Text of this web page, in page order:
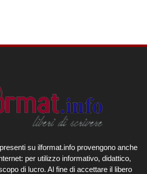
su ilformat.info provengono anche
per utilizzo informativo, didattico,
di lucro. Al fine di accettare il libero